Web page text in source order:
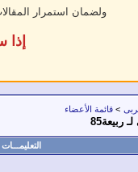
ولضمان استمرار
> قائمة الأعضاء
ربيعة85
التعليمـــات